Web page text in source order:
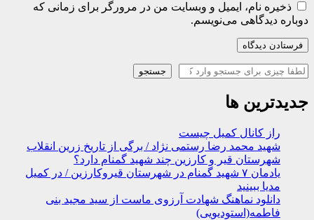
ذخیره نام، ایمیل و وبسایت من در مرورگر برای زمانی که
دوباره دیدگاهی می‌نویسم.
جستجو جستجو
جدیدترین ها
راز کانال کمیل چیست
شهید محمد رضا رستمی نژاد / برگی از تاریخ زرین انقلاب
شهرستان قیر و کارزین چند شهید گمنام دارد؟
یادمان ۷ شهید گمنام در شهرستان قیروکارزین / در کمیل
مدیا ببینید
دانلود نماهنگ شهادت آرزوی ماست از سید مجید بنی
فاطمه(استودیویی)